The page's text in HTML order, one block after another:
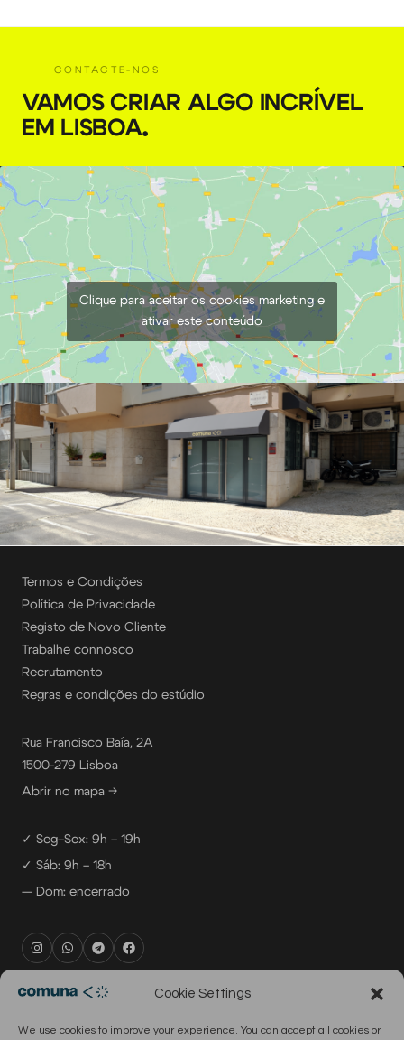
Cookie Settings
We use cookies to improve your experience. You can accept all cookies or
CONTACTE-NOS
VAMOS CRIAR ALGO INCRÍVEL
EM LISBOA.
Clique para aceitar os cookies marketing e
ativar este conteúdo
Termos e Condições
Política de Privacidade
Registo de Novo Cliente
Trabalhe connosco
Recrutamento
Regras e condições do estúdio
Rua Francisco Baía, 2A
1500-279 Lisboa
Abrir no mapa →
✓ Seg–Sex: 9h – 19h
✓ Sáb: 9h – 18h
— Dom: encerrado
rental@comuna.pt
production@comuna.pt